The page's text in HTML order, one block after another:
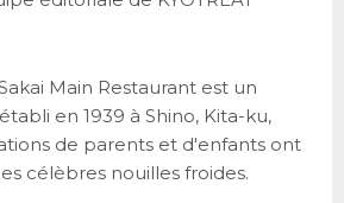
Main Restaurant est un
en 1939 à Shino, Kita-ku,
de parents et d'enfants ont
célèbres nouilles froides.